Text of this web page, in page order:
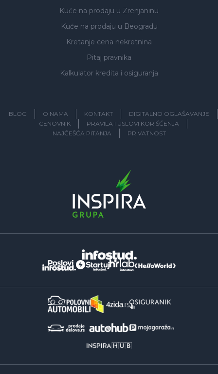
Kuće na prodaju u Zrenjaninu
Kuće na prodaju u Beogradu
Kretanje cena nekretnina
Pitaj pravnika
Kalkulator kredita i osiguranja
BLOG O NAMA KONTAKT
DIGITALNO OGLAŠAVANJE
CENOVNIK
PRAVILA I USLOVI KORIŠĆENJA
NAJČEŠĆA PITANJA
PRIVATNOST